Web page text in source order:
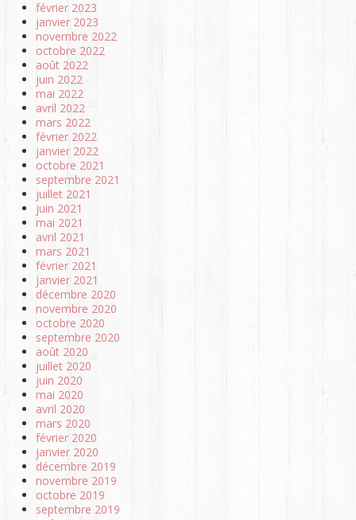
février 2023
janvier 2023
novembre 2022
octobre 2022
août 2022
juin 2022
mai 2022
avril 2022
mars 2022
février 2022
janvier 2022
octobre 2021
septembre 2021
juillet 2021
juin 2021
mai 2021
avril 2021
mars 2021
février 2021
janvier 2021
décembre 2020
novembre 2020
octobre 2020
septembre 2020
août 2020
juillet 2020
juin 2020
mai 2020
avril 2020
mars 2020
février 2020
janvier 2020
décembre 2019
novembre 2019
octobre 2019
septembre 2019